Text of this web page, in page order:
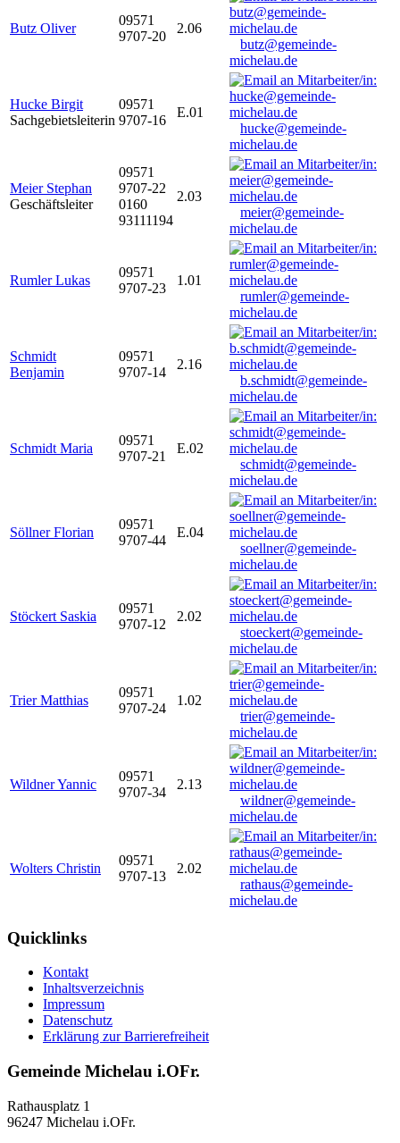
Butz Oliver
09571
9707-20
2.06
butz@gemeinde-
michelau.de
Hucke Birgit
Sachgebietsleiterin
09571
9707-16
E.01
hucke@gemeinde-
michelau.de
Meier Stephan
Geschäftsleiter
09571
9707-22
0160
93111194
2.03
meier@gemeinde-
michelau.de
Rumler Lukas
09571
9707-23
1.01
rumler@gemeinde-
michelau.de
Schmidt
Benjamin
09571
9707-14
2.16
b.schmidt@gemeinde-
michelau.de
Schmidt Maria
09571
9707-21
E.02
schmidt@gemeinde-
michelau.de
Söllner Florian
09571
9707-44
E.04
soellner@gemeinde-
michelau.de
Stöckert Saskia
09571
9707-12
2.02
stoeckert@gemeinde-
michelau.de
Trier Matthias
09571
9707-24
1.02
trier@gemeinde-
michelau.de
Wildner Yannic
09571
9707-34
2.13
wildner@gemeinde-
michelau.de
Wolters Christin
09571
9707-13
2.02
rathaus@gemeinde-
michelau.de
Quicklinks
Kontakt
Inhaltsverzeichnis
Impressum
Datenschutz
Erklärung zur Barrierefreiheit
Gemeinde Michelau i.OFr.
Rathausplatz 1
96247 Michelau i.OFr.